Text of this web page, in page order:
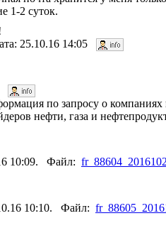
1-2 суток.
25.10.16 14:05
по запросу о компаниях
нефти, газа и
10:09. Файл:
10:10. Файл: